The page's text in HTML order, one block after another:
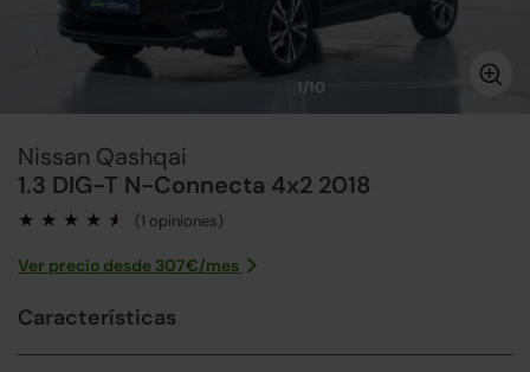
1/10
Nissan Qashqai
1.3 DIG-T N-Connecta 4x2 2018
(1 opiniones)
Ver precio desde 307€/mes
Características